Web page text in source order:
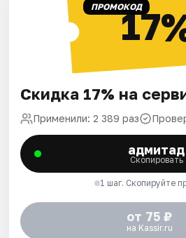
ПРОМОКОД
Скидка 17% на
Применили: 2 389 раз
адмитад
Скопировать
1 шаг. Скопируйте
от 75 ₽
на Kassir.ru